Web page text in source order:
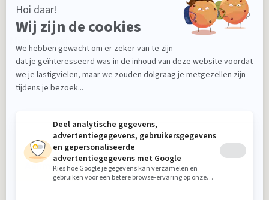
Ontvang nieuws, tips en de laatste acties!
Aanmelden